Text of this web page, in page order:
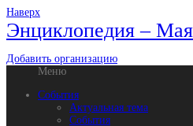
Наверх
Энциклопедия –
Добавить организацию
Меню
События
Актуальная тема
События